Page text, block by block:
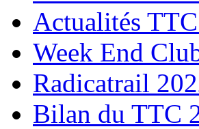
Actualités
Week End
Radicatrail
Bilan du TTC